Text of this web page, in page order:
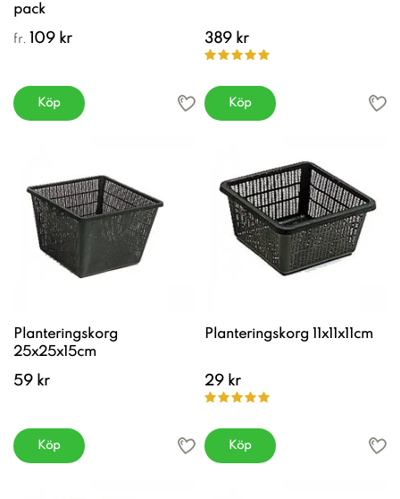
pack
fr. 109 kr
Köp
389 kr
Köp
Planteringskorg
25x25x15cm
59 kr
Köp
Planteringskorg 11x11x11cm
29 kr
Köp